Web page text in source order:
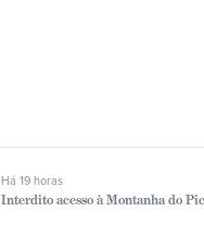
Há 19 horas
Interdito acesso à Montanha do